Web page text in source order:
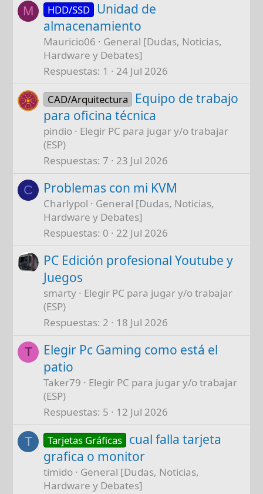
M HDD/SSD Unidad de
almacenamiento
Mauricio06
General [Dudas, Noticias,
Hardware y Debates]
Respuestas 1 24 Jul 2026
CAD/Arquitectura
Equipo de trabajo
para oficina técnica
pindio
Elegir PC para jugar y/o trabajar
(ESP)
Respuestas 7 23 Jul 2026
C Problemas con mi KVM
Charlypol
General [Dudas, Noticias,
Hardware y Debates]
Respuestas 0 22 Jul 2026
PC Edición profesional Youtube y
Juegos
smarty
Elegir PC para jugar y/o trabajar
(ESP)
Respuestas 2 18 Jul 2026
T
Elegir Pc Gaming como está el
patio
Taker79
Elegir PC para jugar y/o trabajar
(ESP)
Respuestas 5 12 Jul 2026
T Tarjetas Gráficas cual falla tarjeta
grafica o monitor
timido
General [Dudas, Noticias,
Hardware y Debates]